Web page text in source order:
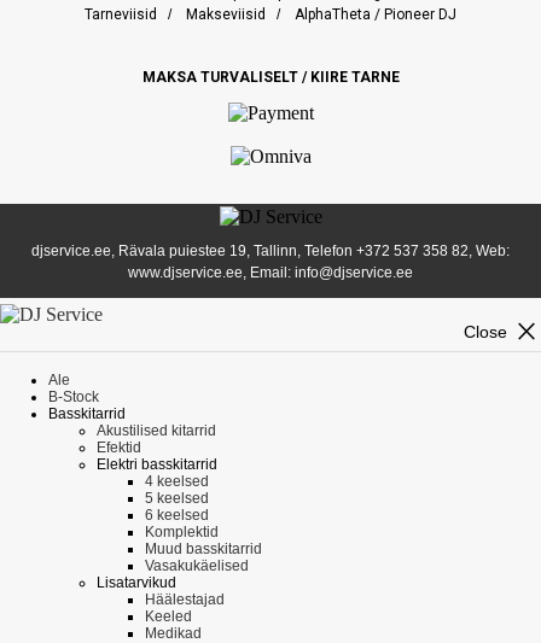
Tarneviisid
/ Makseviisid / AlphaTheta / Pioneer DJ
MAKSA TURVALISELT / KIIRE TARNE
djservice.ee, Rävala puiestee 19, Tallinn, Telefon +372 537 358 82, Web:
www.djservice.ee, Email: info@djservice.ee
close
Close
Ale
B-Stock
Basskitarrid
Akustilised kitarrid
Efektid
Elektri basskitarrid
4 keelsed
5 keelsed
6 keelsed
Komplektid
Muud basskitarrid
Vasakukäelised
Lisatarvikud
Häälestajad
Keeled
Medikad